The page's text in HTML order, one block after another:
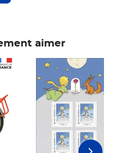
aimer
Prix 7,50€